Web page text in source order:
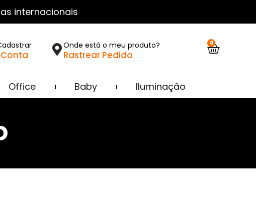
internacionais
Onde está o meu produto?
Rastrear Pedido
0
Office Baby Iluminação